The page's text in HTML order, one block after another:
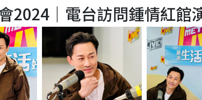
2024｜電台訪問鍾情紅館